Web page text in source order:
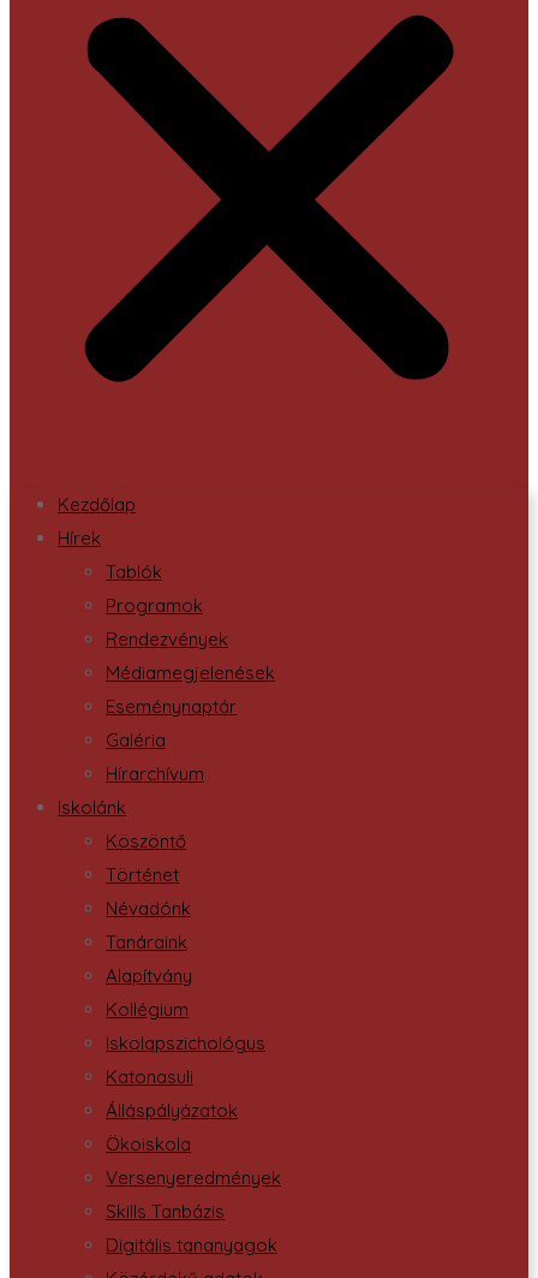
Kezdőlap
Hírek
Tablók
Programok
Rendezvények
Médiamegjelenések
Eseménynaptár
Galéria
Hírarchívum
Iskolánk
Köszöntő
Történet
Névadónk
Tanáraink
Alapítvány
Kollégium
Iskolapszichológus
Katonasuli
Álláspályázatok
Ökoiskola
Versenyeredmények
Skills Tanbázis
Digitális tananyagok